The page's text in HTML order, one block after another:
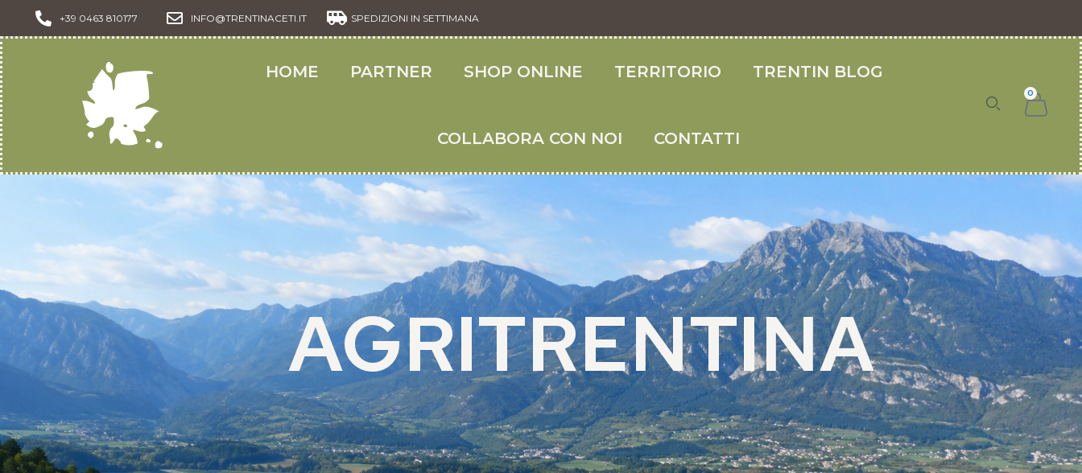
+39 0463 810177 INFO@TRENTINACETI.IT SPEDIZIONI IN SETTIMANA
HOME PARTNER SHOP ONLINE TERRITORIO TRENTIN BLOG
COLLABORA CON NOI CONTATTI
0
AGRITRENTINA